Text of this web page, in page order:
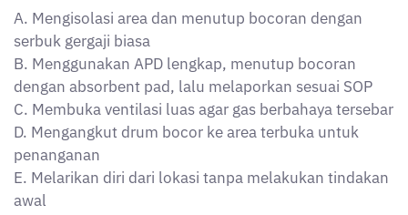
keselamatan.
Soal Nomor 6
Sebuah fasilitas penyimpanan limbah B3 diwajibkan
menyediakan wadah penyimpanan yang sesuai
standar agar mencegah terjadinya kebocoran dan
pencemaran. Berdasarkan ketentuan dalam PP
22/2021, karakteristik wadah yang diperbolehkan
untuk limbah cair korosif adalah?